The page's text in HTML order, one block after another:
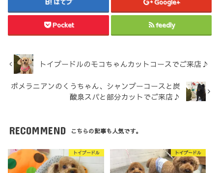
Pocket feedly
トイプードルのモコちゃんカットコースでご来店♪
ポメラニアンのくうちゃん、シャンプーコースと炭
酸泉スパと部分カットでご来店♪
RECOMMEND こちらの記事も人気です。
トイプードル トイプードル